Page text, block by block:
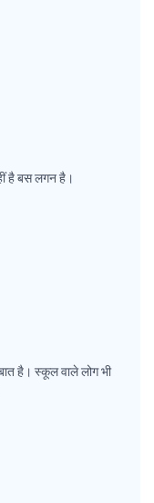
है बस लगन है।
है। स्कूल वाले लोग भी